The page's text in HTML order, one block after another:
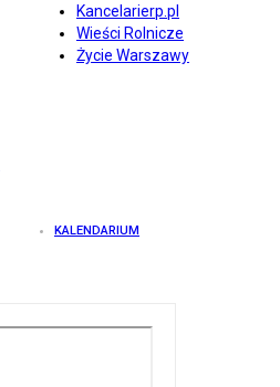
Kancelarierp.pl
Wieści Rolnicze
Życie Warszawy
KALENDARIUM